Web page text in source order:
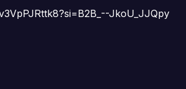
JkoU_JJQpy